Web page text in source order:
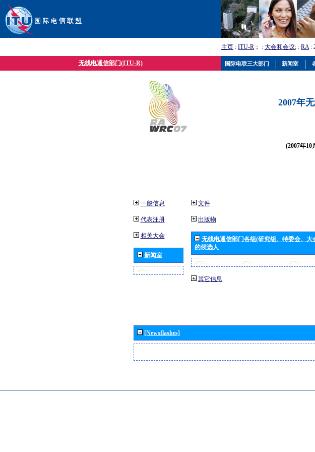
主页 : ITU-R ； : 大会和会议; : RA:
无线电通信部门(ITU-R)
2007年
(2007年10
一般信息
代表注册
相关大会
新闻室
文件
出版物
无线电通信部门各组(研究组、特委会、
的候选人
其它信息
[Newsflashes]
国际电联三大部门 新闻室